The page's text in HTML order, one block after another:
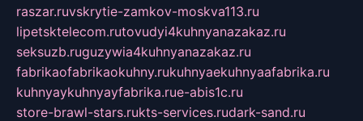
raszar.ruvskrytie-zamkov-moskva113.ru
lipetsktelecom.rutovudyi4kuhnyanazakaz.ru
seksuzb.ruguzywia4kuhnyanazakaz.ru
fabrikaofabrikaokuhny.rukuhnyaekuhnyaafabrika.ru
kuhnyaykuhnyayfabrika.rue-abis1c.ru
store-brawl-stars.rukts-services.rudark-sand.ru